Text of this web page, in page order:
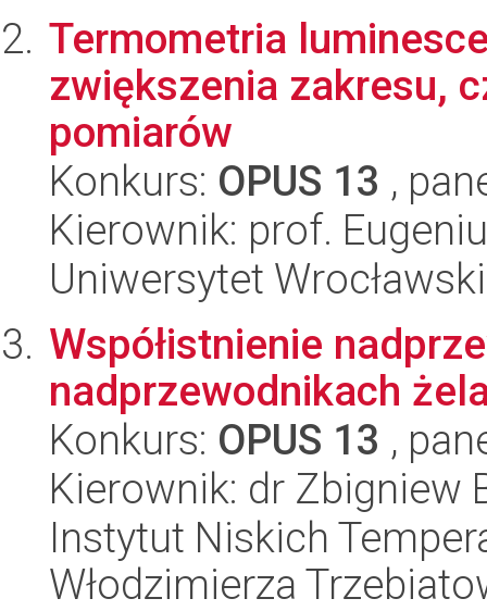
Termometria
zwiększenia zakresu,
pomiarów
Konkurs: OPUS 13 ,
Kierownik: prof.
Uniwersytet
Współistnienie
nadprzewodnikach
Konkurs: OPUS 13 ,
Kierownik: dr Zbigniew
Instytut Niskich
Włodzimierza